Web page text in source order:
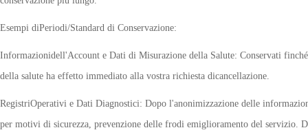
Esempi diPeriodi/Standard di Conservazione:
Informazionidell'Account e Dati di Misurazione della Salute: Conservati
della salute ha effetto immediato alla vostra richiesta dicancellazione.
RegistriOperativi e Dati Diagnostici: Dopo l'anonimizzazione delle
per motivi di sicurezza, prevenzione delle frodi emiglioramento del servizio.